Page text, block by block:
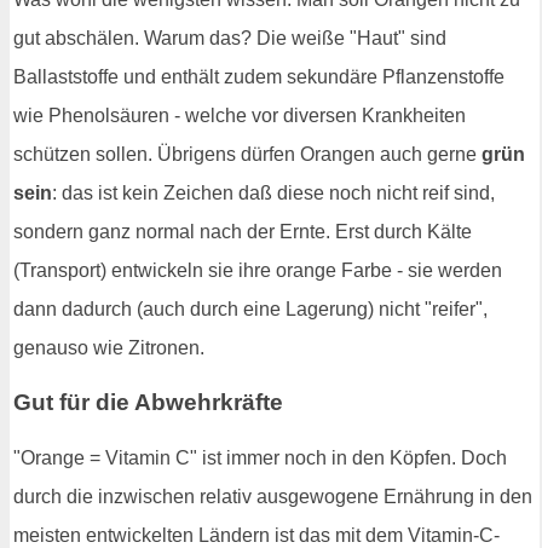
gut abschälen. Warum das? Die weiße "Haut" sind
Ballaststoffe und enthält zudem sekundäre Pflanzenstoffe
wie Phenolsäuren - welche vor diversen Krankheiten
schützen sollen. Übrigens dürfen Orangen auch gerne grün
sein: das ist kein Zeichen daß diese noch nicht reif sind,
sondern ganz normal nach der Ernte. Erst durch Kälte
(Transport) entwickeln sie ihre orange Farbe - sie werden
dann dadurch (auch durch eine Lagerung) nicht "reifer",
genauso wie Zitronen.
Gut für die Abwehrkräfte
"Orange = Vitamin C" ist immer noch in den Köpfen. Doch
durch die inzwischen relativ ausgewogene Ernährung in den
meisten entwickelten Ländern ist das mit dem Vitamin-C-